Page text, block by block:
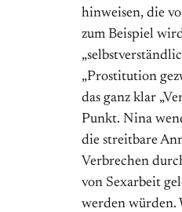
hinweisen, die
zum Beispiel
„Prostitution
das ganz klar
Punkt. Nina
die streitbare
Verbrechen
von Sexarbeit
werden würden.